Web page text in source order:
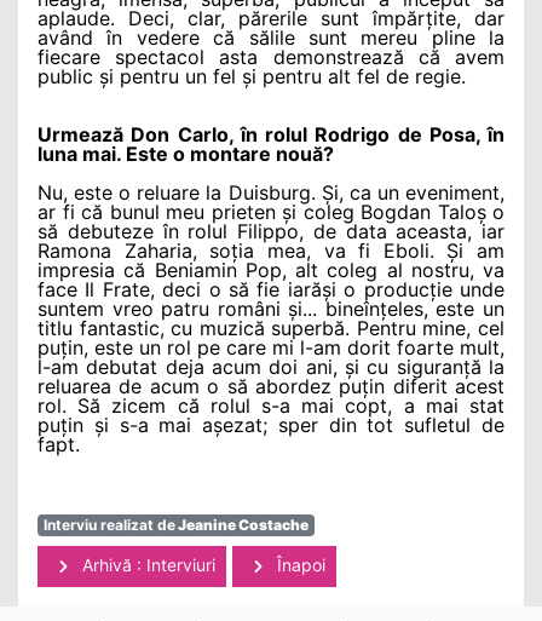
aplaude. Deci, clar, părerile sunt împărțite, dar
având în vedere că sălile sunt mereu pline la
fiecare spectacol asta demonstrează că avem
public și pentru un fel și pentru alt fel de regie.
Urmează Don Carlo, în rolul Rodrigo de Posa, în
luna mai. Este o montare nouă?
Nu, este o reluare la Duisburg. Și, ca un eveniment,
ar fi că bunul meu prieten și coleg Bogdan Taloș o
să debuteze în rolul Filippo, de data aceasta, iar
Ramona Zaharia, soția mea, va fi Eboli. Și am
impresia că Beniamin Pop, alt coleg al nostru, va
face Il Frate, deci o să fie iarăși o producție unde
suntem vreo patru români și... bineînțeles, este un
titlu fantastic, cu muzică superbă. Pentru mine, cel
puțin, este un rol pe care mi l-am dorit foarte mult,
l-am debutat deja acum doi ani, și cu siguranță la
reluarea de acum o să abordez puțin diferit acest
rol. Să zicem că rolul s-a mai copt, a mai stat
puțin și s-a mai așezat; sper din tot sufletul de
fapt.
Interviu realizat deJeanine Costache
Arhivă : Interviuri Înapoi